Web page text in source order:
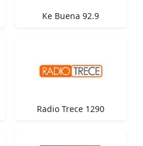
Ke Buena 92.9
Radio Trece 1290